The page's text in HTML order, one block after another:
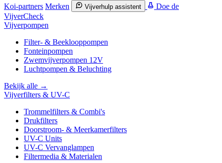
Koi-partners Merken Vijverhulp assistent
Doe de
VijverCheck
Vijverpompen
Filter- & Beeklooppompen
Fonteinpompen
Zwemvijverpompen 12V
Luchtpompen & Beluchting
Bekijk alle →
Vijverfilters & UV-C
Trommelfilters & Combi's
Drukfilters
Doorstroom- & Meerkamerfilters
UV-C Units
UV-C Vervanglampen
Filtermedia & Materialen